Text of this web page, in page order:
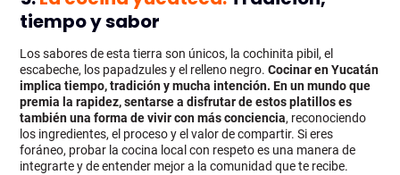
tiempo y sabor
Los sabores de esta tierra son únicos, la cochinita pibil, el
escabeche, los papadzules y el relleno negro.Cocinar en Yucatán
implica tiempo, tradición y mucha intención. En un mundo que
premia la rapidez, sentarse a disfrutar de estos platillos es
también una forma de vivir con más conciencia, reconociendo
los ingredientes, el proceso y el valor de compartir. Si eres
foráneo, probar la cocina local con respeto es una manera de
integrarte y de entender mejor a la comunidad que te recibe.